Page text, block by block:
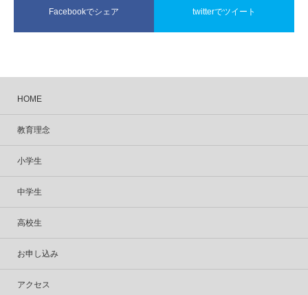
Facebookでシェア twitterでツイート
HOME
教育理念
小学生
中学生
高校生
お申し込み
アクセス